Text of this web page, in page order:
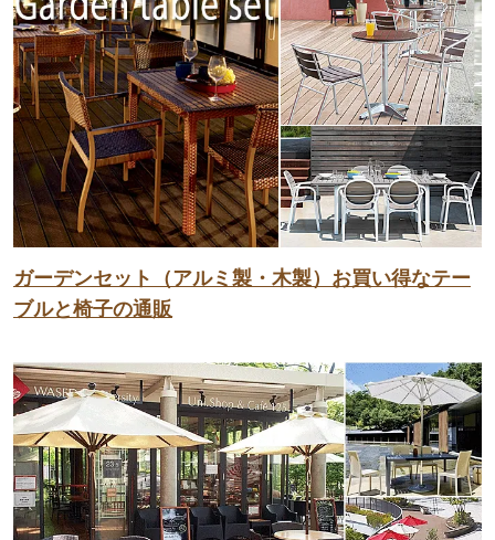
ガーデンセット（アルミ製・木製）お買い得なテー
ブルと椅子の通販